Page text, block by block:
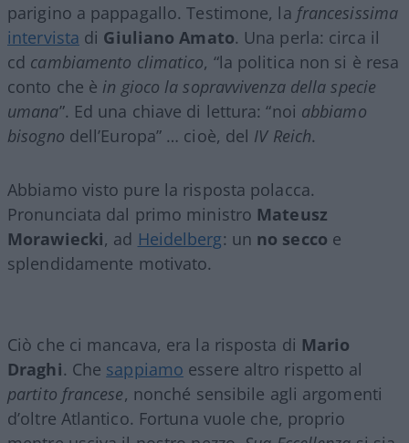
parigino a pappagallo. Testimone, la francesissima
intervista di Giuliano Amato. Una perla: circa il
cd cambiamento climatico, “la politica non si è resa
conto che è in gioco la sopravvivenza della specie
umana”. Ed una chiave di lettura: “noi abbiamo
bisogno dell’Europa” … cioè, del IV Reich.
Abbiamo visto pure la risposta polacca.
Pronunciata dal primo ministro Mateusz
Morawiecki, ad Heidelberg: un no secco e
splendidamente motivato.
Ciò che ci mancava, era la risposta di Mario
Draghi. Che sappiamo essere altro rispetto al
partito francese, nonché sensibile agli argomenti
d’oltre Atlantico. Fortuna vuole che, proprio